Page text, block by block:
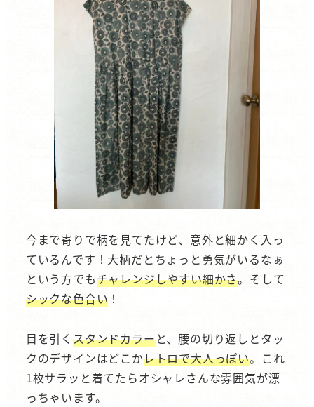
今まで寄りで柄を見てたけど、意外と細かく入っ
ているんです！大柄だとちょっと勇気がいるなぁ
という方でもチャレンジしやすい細かさ。そして
シックな色合い ！
目を引く スタンドカラーと、腰の切り返しとタッ
クのデザインはどこかレトロで大人っぽい。これ
1枚サラッと着てたらオシャレさんな雰囲気が漂
っちゃいます。